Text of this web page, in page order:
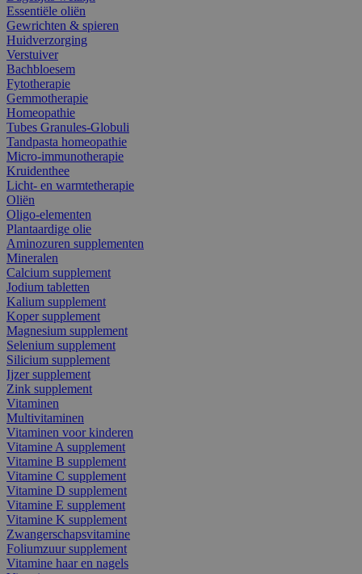
Essentiële oliën
Gewrichten & spieren
Huidverzorging
Verstuiver
Bachbloesem
Fytotherapie
Gemmotherapie
Homeopathie
Tubes Granules-Globuli
Tandpasta homeopathie
Micro-immunotherapie
Kruidenthee
Licht- en warmtetherapie
Oliën
Oligo-elementen
Plantaardige olie
Aminozuren supplementen
Mineralen
Calcium supplement
Jodium tabletten
Kalium supplement
Koper supplement
Magnesium supplement
Selenium supplement
Silicium supplement
Ijzer supplement
Zink supplement
Vitaminen
Multivitaminen
Vitaminen voor kinderen
Vitamine A supplement
Vitamine B supplement
Vitamine C supplement
Vitamine D supplement
Vitamine E supplement
Vitamine K supplement
Zwangerschapsvitamine
Foliumzuur supplement
Vitamine haar en nagels